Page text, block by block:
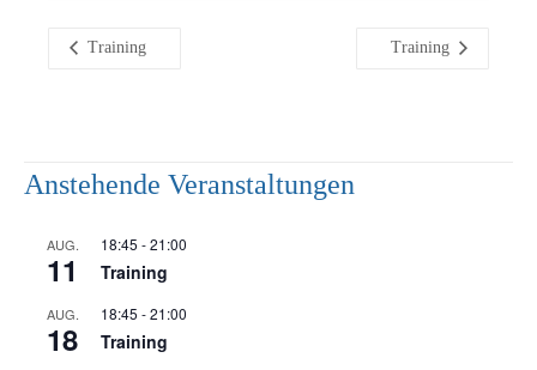
Training Training
Anstehende Veranstaltungen
AUG.
11
18:45 -21:00
Training
AUG.
18
18:45 -21:00
Training